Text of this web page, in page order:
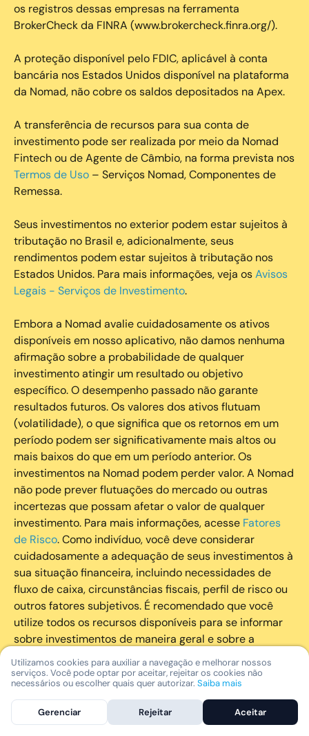
os registros dessas empresas na ferramenta
BrokerCheck da FINRA (www.brokercheck.finra.org/).
A proteção disponível pelo FDIC, aplicável à conta
bancária nos Estados Unidos disponível na plataforma
da Nomad, não cobre os saldos depositados na Apex.
A transferência de recursos para sua conta de
investimento pode ser realizada por meio da Nomad
Fintech ou de Agente de Câmbio, na forma prevista nos
Termos de Uso – Serviços Nomad, Componentes de
Remessa.
Seus investimentos no exterior podem estar sujeitos à
tributação no Brasil e, adicionalmente, seus
rendimentos podem estar sujeitos à tributação nos
Estados Unidos. Para mais informações, veja osAvisos
Legais - Serviços de Investimento.
Embora a Nomad avalie cuidadosamente os ativos
disponíveis em nosso aplicativo, não damos nenhuma
afirmação sobre a probabilidade de qualquer
investimento atingir um resultado ou objetivo
específico. O desempenho passado não garante
resultados futuros. Os valores dos ativos flutuam
(volatilidade), o que significa que os retornos em um
período podem ser significativamente mais altos ou
mais baixos do que em um período anterior. Os
investimentos na Nomad podem perder valor. A Nomad
não pode prever flutuações do mercado ou outras
incertezas que possam afetar o valor de qualquer
investimento. Para mais informações, acesse Fatores
de Risco. Como indivíduo, você deve considerar
cuidadosamente a adequação de seus investimentos à
sua situação financeira, incluindo necessidades de
fluxo de caixa, circunstâncias fiscais, perfil de risco ou
outros fatores subjetivos. É recomendado que você
utilize todos os recursos disponíveis para se informar
sobre investimentos de maneira geral e sobre a
composição geral de seu portfólio. Questões fiscais ou
legais relativas aos investimentos realizados através da
Nomad devem ser obtidas pelos próprios clientes. A
Nomad e suas afiliadas não fornecem nenhum tipo de
aconselhamento legal ou fiscal.
Utilizamos cookies para auxiliar a navegação e melhorar nossos
serviços. Você pode optar por aceitar, rejeitar os cookies não
necessários ou escolher quais quer autorizar. Saiba mais
Gerenciar Rejeitar Aceitar